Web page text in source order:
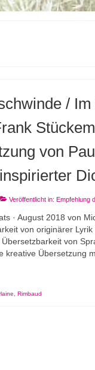
/
von
Veröffentlicht in: Empfehlung
· August 2018 von
von originärer
von
kreative Übersetzung
Rimbaud